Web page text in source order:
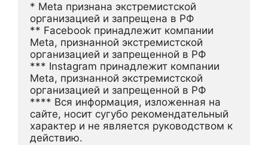
* Meta признана экстремистской
организацией и запрещена в РФ
** Facebook принадлежит компании
Meta, признанной экстремистской
организацией и запрещенной в РФ
*** Instagram принадлежит компании
Meta, признанной экстремистской
организацией и запрещенной в РФ
**** Вся информация, изложенная на
сайте, носит сугубо рекомендательный
характер и не является руководством к
действию.